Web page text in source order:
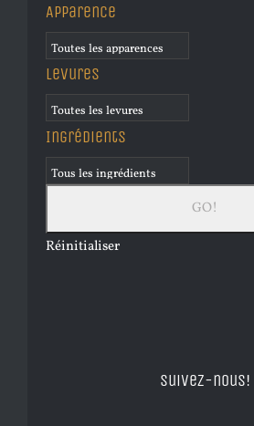
Apparence
Levures
Ingrédients
Réinitialiser
Suivez-nous!